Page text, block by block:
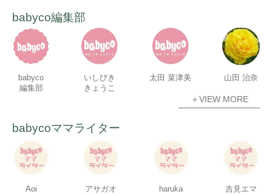
babyco編集部
babyco
編集部
いしびき
きょうこ
太田 菜津美 山田 治奈
＋VIEW MORE
babycoママライター
Aoi アサガオ haruka 吉見エマ